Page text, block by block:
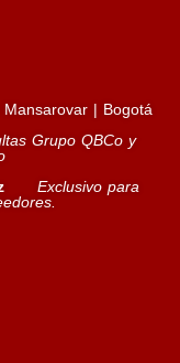
| Bogotá
Grupo QBCo y
Exclusivo para